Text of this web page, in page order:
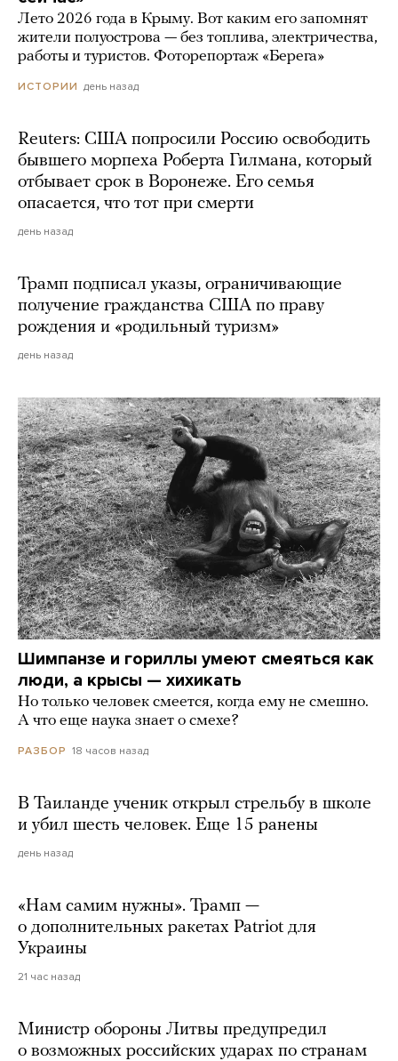
Лето 2026 года в Крыму. Вот каким его запомнят
жители полуострова — без топлива, электричества,
работы и туристов. Фоторепортаж «Берега»
ИСТОРИИ день назад
Reuters: США попросили Россию освободить
бывшего морпеха Роберта Гилмана, который
отбывает срок в Воронеже. Его семья
опасается, что тот при смерти
день назад
Трамп подписал указы, ограничивающие
получение гражданства США по праву
рождения и «родильный туризм»
день назад
Шимпанзе и гориллы умеют смеяться как
люди, а крысы — хихикать
Но только человек смеется, когда ему не смешно.
А что еще наука знает о смехе?
РАЗБОР 18 часов назад
В Таиланде ученик открыл стрельбу в школе
и убил шесть человек. Еще 15 ранены
день назад
«Нам самим нужны». Трамп —
о дополнительных ракетах Patriot для
Украины
21 час назад
Министр обороны Литвы предупредил
о возможных российских ударах по странам